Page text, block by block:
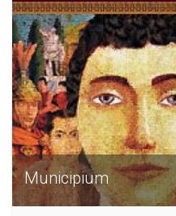
Municipium